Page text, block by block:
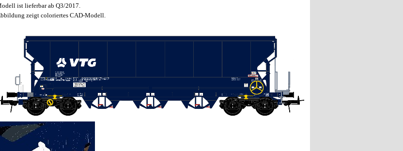
ist lieferbar ab Q3/2017.
zeigt coloriertes CAD-Modell.